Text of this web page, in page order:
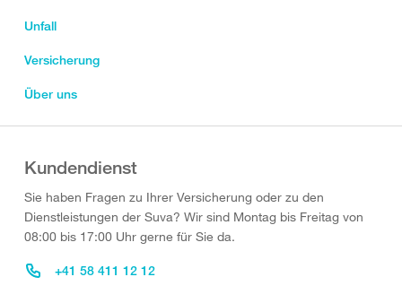
Unfall
Versicherung
Über uns
Kundendienst
Sie haben Fragen zu Ihrer Versicherung oder zu den
Dienstleistungen der Suva? Wir sind Montag bis Freitag von
08:00 bis 17:00 Uhr gerne für Sie da.
+41 58 411 12 12